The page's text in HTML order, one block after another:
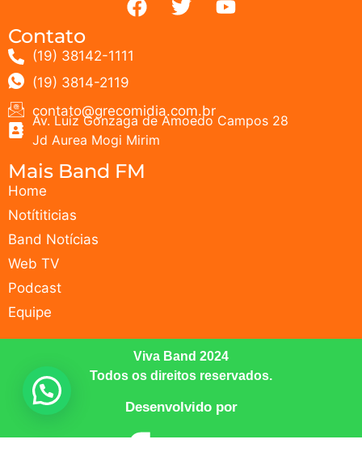
Contato
(19) 38142-1111
(19) 3814-2119
contato@grecomidia.com.br
Av. Luiz Gonzaga de Amoedo Campos 28
Jd Aurea Mogi Mirim
Mais Band FM
Home
Notítiticias
Band Notícias
Web TV
Podcast
Equipe
Viva Band 2024
Todos os direitos reservados.
Desenvolvido por